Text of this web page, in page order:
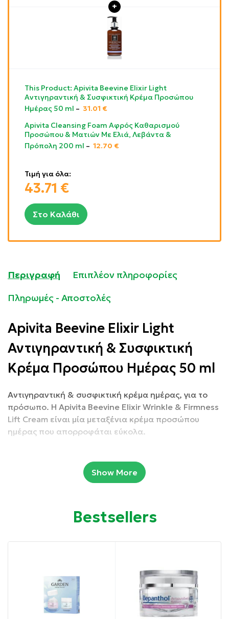
Τιμή για όλα:
43.71 €
Στο Καλάθι
This Product: Apivita Beevine Elixir Light
Αντιγηραντική & Συσφικτική Κρέμα Προσώπου
Ημέρας 50 ml – 31.01 €
Apivita Cleansing Foam Αφρός Καθαρισμού
Προσώπου & Ματιών Με Ελιά, Λεβάντα &
Πρόπολη 200 ml – 12.70 €
Περιγραφή
Επιπλέον πληροφορίες
Πληρωμές - Αποστολές
Apivita Beevine Elixir Light
Αντιγηραντική & Συσφικτική
Κρέμα Προσώπου Ημέρας 50 ml
Αντιγηραντική & συσφικτική κρέμα ημέρας, για το
πρόσωπο. Η Apivita Beevine Elixir Wrinkle & Firmness
Lift Cream είναι μία μεταξένια κρέμα προσώπου
ημέρας που απορροφάται εύκολα.
Γεμίζει τις ρυτίδες, προσφέρει σύσφιξη στην
Ενυδατώνει σε βάθος και χαρίζει πιο γεμάτη
επιδερμίδα.
Show More
Bestsellers